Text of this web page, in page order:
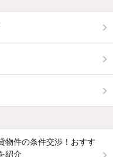
物件の条件交渉！おすす
紹介